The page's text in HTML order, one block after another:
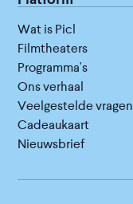
Wat is Picl
Filmtheaters
Programma's
Ons verhaal
Veelgestelde vragen
Cadeaukaart
Nieuwsbrief